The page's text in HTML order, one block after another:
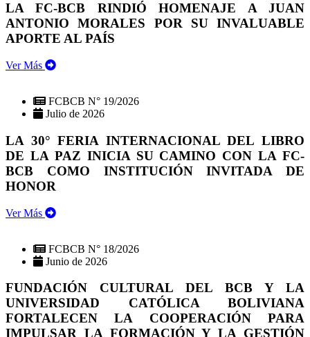
LA FC-BCB RINDIÓ HOMENAJE A JUAN
ANTONIO MORALES POR SU INVALUABLE
APORTE AL PAÍS
Ver Más
FCBCB N° 19/2026
Julio de 2026
LA 30° FERIA INTERNACIONAL DEL LIBRO
DE LA PAZ INICIA SU CAMINO CON LA FC-
BCB COMO INSTITUCIÓN INVITADA DE
HONOR
Ver Más
FCBCB N° 18/2026
Junio de 2026
FUNDACIÓN CULTURAL DEL BCB Y LA
UNIVERSIDAD CATÓLICA BOLIVIANA
FORTALECEN LA COOPERACIÓN PARA
IMPULSAR LA FORMACIÓN Y LA GESTIÓN